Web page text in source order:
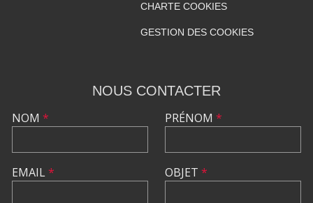
CHARTE COOKIES
GESTION DES COOKIES
NOUS CONTACTER
NOM *
EMAIL*
PRÉNOM *
OBJET *